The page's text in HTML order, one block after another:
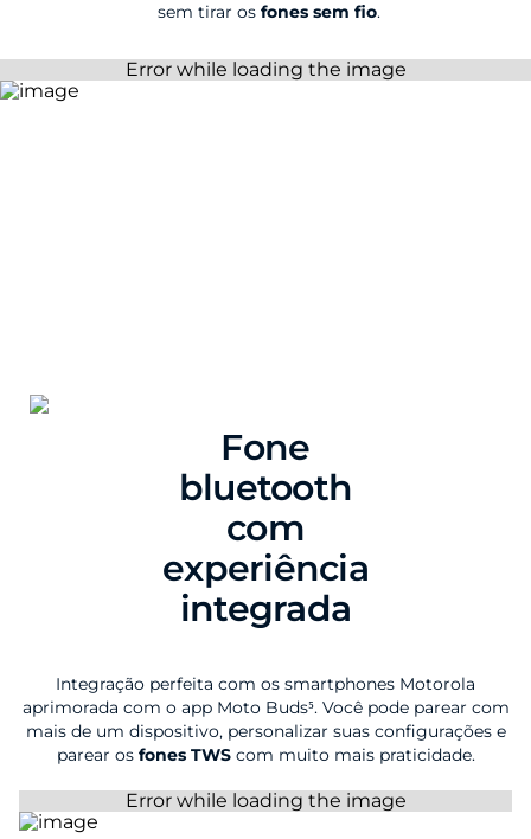
sem tirar os fones sem fio.
Fone
bluetooth
com
experiência
integrada
Integração perfeita com os smartphones Motorola
aprimorada com o app Moto Buds⁵. Você pode parear com
mais de um dispositivo, personalizar suas configurações e
parear os fones TWScom muito mais praticidade.